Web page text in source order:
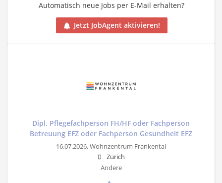
Automatisch neue Jobs per E-Mail erhalten?
Jetzt JobAgent aktivieren!
Dipl. Pflegefachperson FH/HF oder Fachperson
Betreuung EFZ oder Fachperson Gesundheit EFZ
16.07.2026,Wohnzentrum Frankental
Zürich
Andere